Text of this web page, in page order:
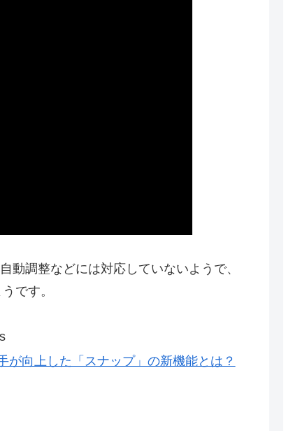
調整などには対応していないようで、
です。
向上した「スナップ」の新機能とは？